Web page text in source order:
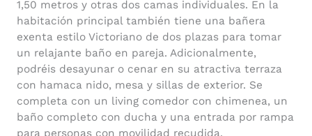
1,50 metros y otras dos camas individuales. En la
habitación principal también tiene una bañera
exenta estilo Victoriano de dos plazas para tomar
un relajante baño en pareja. Adicionalmente,
podréis desayunar o cenar en su atractiva terraza
con hamaca nido, mesa y sillas de exterior. Se
completa con un living comedor con chimenea, un
baño completo con ducha y una entrada por rampa
para personas con movilidad recudida.